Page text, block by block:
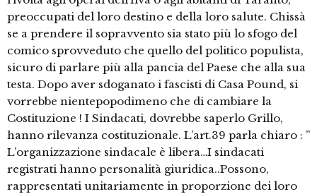
preoccupati del loro destino e della loro salute. Chissà
se a prendere il sopravvento sia stato più lo sfogo del
comico sprovveduto che quello del politico populista,
sicuro di parlare più alla pancia del Paese che alla sua
testa. Dopo aver sdoganato i fascisti di Casa Pound, si
vorrebbe nientepopodimeno che di cambiare la
Costituzione ! I Sindacati, dovrebbe saperlo Grillo,
hanno rilevanza costituzionale. L’art.39 parla chiaro : ”
L’organizzazione sindacale è libera…I sindacati
registrati hanno personalità giuridica..Possono,
rappresentati unitariamente in proporzione dei loro